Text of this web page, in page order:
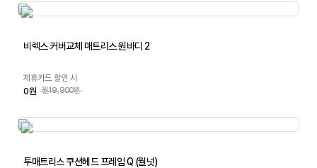
비렉스 커버교체 매트리스 원바디 2
제휴카드 할인 시
0원 월19,900원
투매트리스 쿠션헤드 프레임 Q (월넛)